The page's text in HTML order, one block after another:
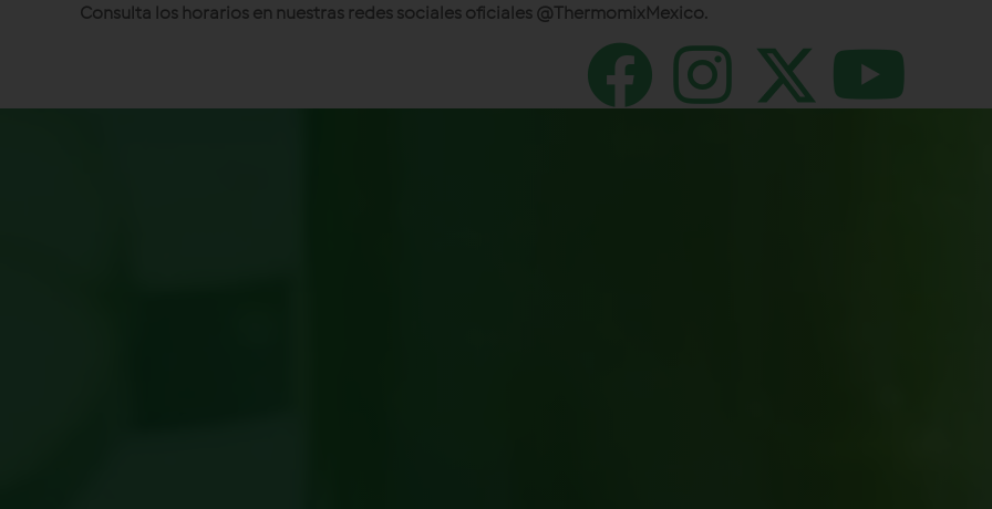
Consulta los horarios en nuestras redes sociales oficiales @ThermomixMexico.